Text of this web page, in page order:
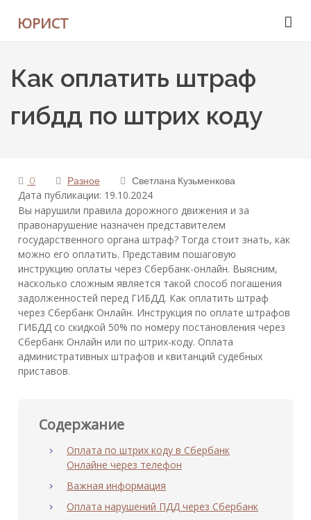
ЮРИСТ
Как оплатить штраф
гибдд по штрих коду
0 Разное Светлана Кузьменкова
Дата публикации: 19.10.2024
Вы нарушили правила дорожного движения и за
правонарушение назначен представителем
государственного органа штраф? Тогда стоит знать, как
можно его оплатить. Представим пошаговую
инструкцию оплаты через Сбербанк-онлайн. Выясним,
насколько сложным является такой способ погашения
задолженностей перед ГИБДД. Как оплатить штраф
через Сбербанк Онлайн. Инструкция по оплате штрафов
ГИБДД со скидкой 50% по номеру постановления через
Сбербанк Онлайн или по штрих-коду. Оплата
административных штрафов и квитанций судебных
приставов.
Содержание
Оплата по штрих коду в Сбербанк
Онлайне через телефон
Важная информация
Оплата нарушений ПДД через Сбербанк